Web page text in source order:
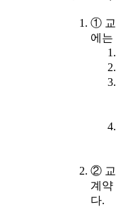
① 교
에는
② 교
계약
다.